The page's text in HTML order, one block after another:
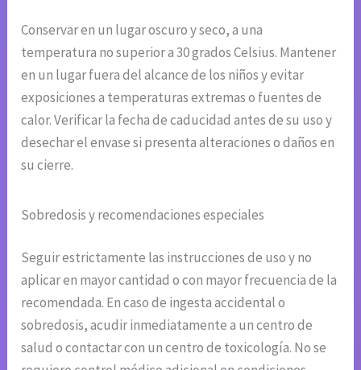
Conservar en un lugar oscuro y seco, a una
temperatura no superior a 30 grados Celsius. Mantener
en un lugar fuera del alcance de los niños y evitar
exposiciones a temperaturas extremas o fuentes de
calor. Verificar la fecha de caducidad antes de su uso y
desechar el envase si presenta alteraciones o daños en
su cierre.
Sobredosis y recomendaciones especiales
Seguir estrictamente las instrucciones de uso y no
aplicar en mayor cantidad o con mayor frecuencia de la
recomendada. En caso de ingesta accidental o
sobredosis, acudir inmediatamente a un centro de
salud o contactar con un centro de toxicología. No se